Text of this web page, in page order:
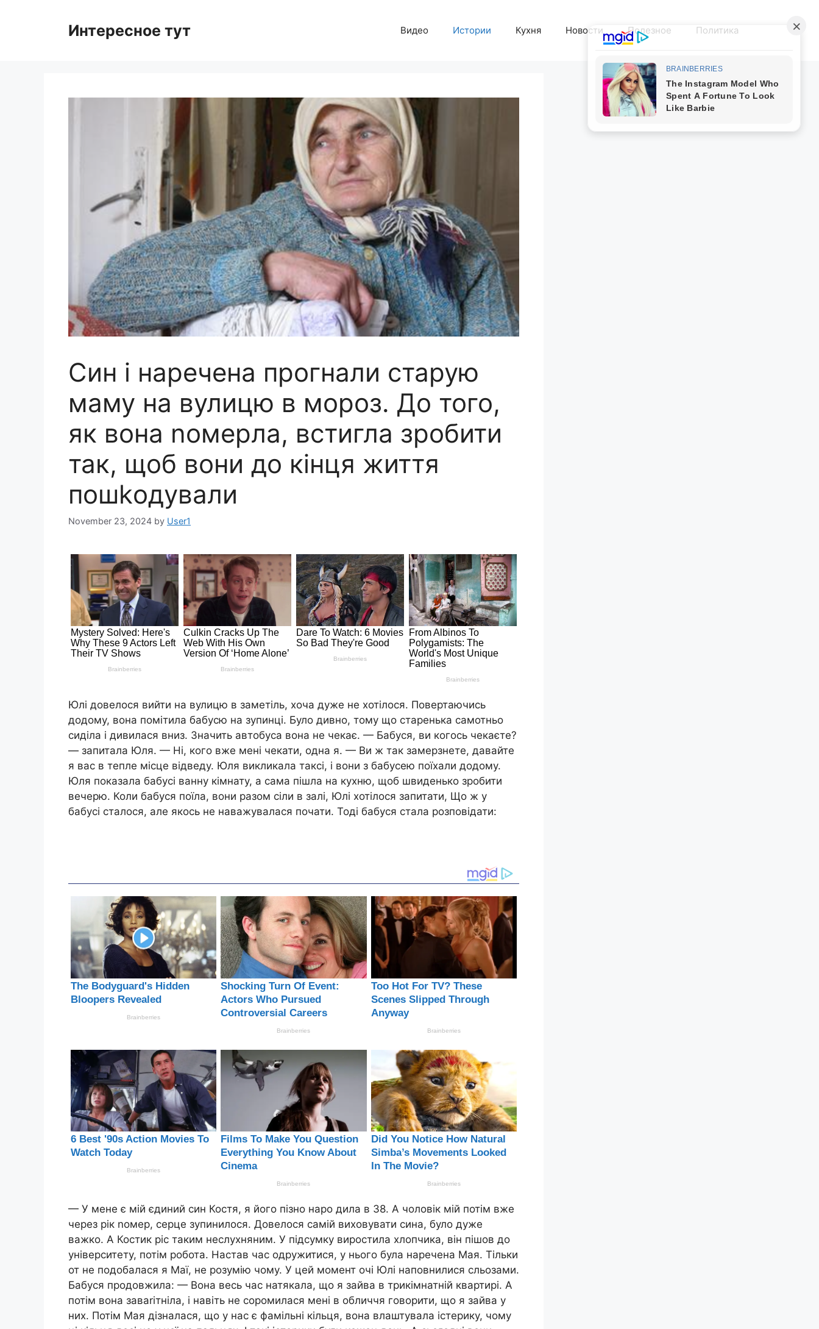
Интересное тут Видео Истории Кухня Новости Полезное Политика
Син і наречена прогнали старую
маму на вулицю в мороз. До того,
як вона nомерла, встигла зробити
так, щоб вони до кінця життя
пошkодували
November 23, 2024 by User1
Юлі довелося вийти на вулицю в заметіль, хоча дуже не хотілося. Повертаючись
додому, вона помітила бабусю на зупинці. Було дивно, тому що старенька самотньо
сиділа і дивилася вниз. Значить автобуса вона не чекає. — Бабуся, ви когось чекаєте?
— запитала Юля. — Ні, кого вже мені чекати, одна я. — Ви ж так замерзнете, давайте
я вас в тепле місце відведу. Юля викликала таксі, і вони з бабусею поїхали додому.
Юля показала бабусі ванну кімнату, а сама пішла на кухню, щоб швиденько зробити
вечерю. Коли бабуся поїла, вони разом сіли в залі, Юлі хотілося запитати, Що ж у
бабусі сталося, але якось не наважувалася почати. Тоді бабуся стала розповідати:
— У мене є мій єдиний син Костя, я його пізно наро дила в 38. А чоловік мій потім вже
через рік nомер, серце зупинилося. Довелося самій виховувати сина, було дуже
важко. А Костик ріс таким неслухняним. У підсумку виростила хлопчика, він пішов до
університету, потім робота. Настав час одружитися, у нього була наречена Мая. Тільки
от не подобалася я Маї, не розумію чому. У цей момент очі Юлі наповнилися сльозами.
Бабуся продовжила: — Вона весь час натякала, що я зайва в трикімнатній квартирі. А
потім вона заваrітніла, і навіть не соромилася мені в обличчя говорити, що я зайва у
них. Потім Мая дізналася, що у нас є фамільні кільця, вона влаштувала істерику, чому